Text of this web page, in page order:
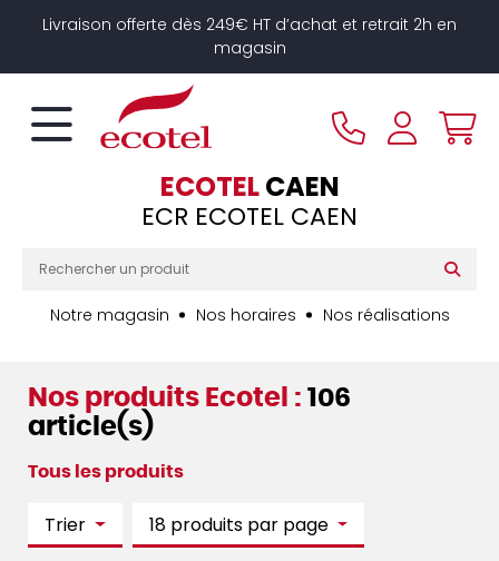
Livraison offerte dès 249€ HT d’achat et retrait 2h en
magasin
ECOTELCAEN
ECR ECOTEL CAEN
Notre magasin Nos horaires Nos réalisations
Nos produits Ecotel : 106
article(s)
Tous les produits
Trier 18 produits par page
Panneau de gestion des cookies